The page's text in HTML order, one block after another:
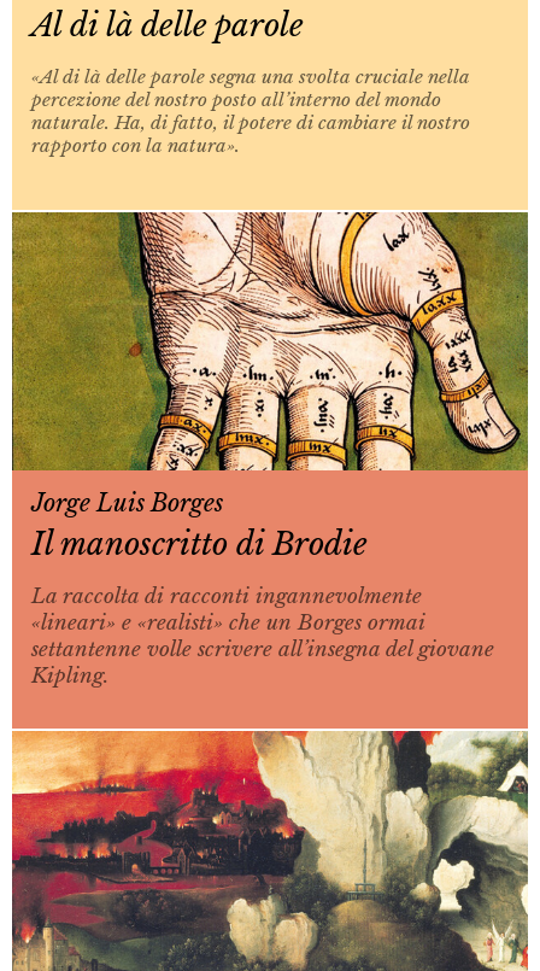
Al di là delle parole
«Al di là delle parole segna una svolta cruciale nella
percezione del nostro posto all’interno del mondo
naturale. Ha, di fatto, il potere di cambiare il nostro
rapporto con la natura».
Jorge Luis Borges
Il manoscritto di Brodie
La raccolta di racconti ingannevolmente
«lineari» e «realisti» che un Borges ormai
settantenne volle scrivere all’insegna del giovane
Kipling.